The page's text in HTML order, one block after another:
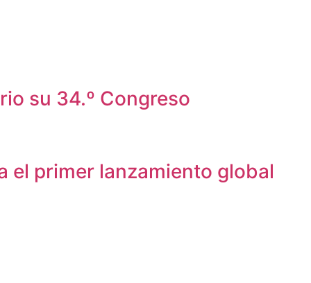
su 34.º Congreso
el primer lanzamiento global